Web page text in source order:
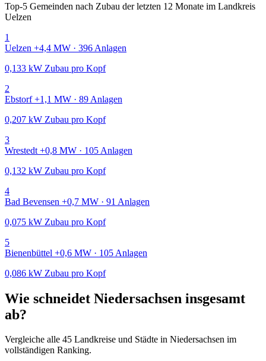
Top-5 Gemeinden nach Zubau der letzten 12 Monate im Landkreis
Uelzen
1
Uelzen +4,4 MW · 396 Anlagen
0,133 kW Zubau pro Kopf
2
Ebstorf +1,1 MW · 89 Anlagen
0,207 kW Zubau pro Kopf
3
Wrestedt +0,8 MW · 105 Anlagen
0,132 kW Zubau pro Kopf
4
Bad Bevensen +0,7 MW · 91 Anlagen
0,075 kW Zubau pro Kopf
5
Bienenbüttel +0,6 MW · 105 Anlagen
0,086 kW Zubau pro Kopf
Wie schneidet Niedersachsen insgesamt
ab?
Vergleiche alle 45 Landkreise und Städte in Niedersachsen im
vollständigen Ranking.